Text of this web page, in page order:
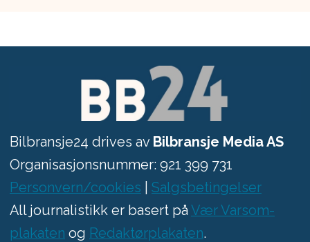
Bilbransje24 drives av Bilbransje Media AS
Organisasjonsnummer: 921 399 731
Personvern/cookies
Salgsbetingelser
All journalistikk er basert på Vær Varsom-
plakaten og Redaktørplakaten.